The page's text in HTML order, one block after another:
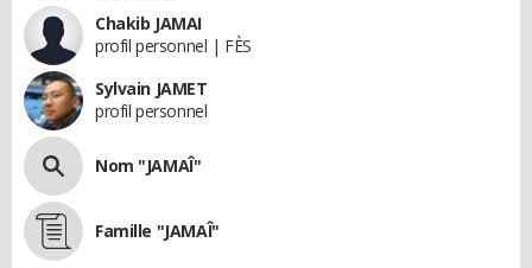
Chakib JAMAI
profil personnel | FÈS
Sylvain JAMET
profil personnel
Nom "JAMAÎ"
Famille "JAMAÎ"